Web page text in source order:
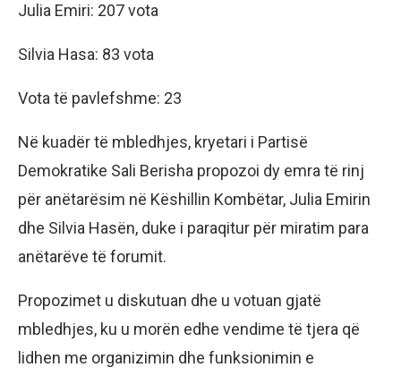
Julia Emiri: 207 vota
Silvia Hasa: 83 vota
Vota të pavlefshme: 23
Në kuadër të mbledhjes, kryetari i Partisë
Demokratike Sali Berisha propozoi dy emra të rinj
për anëtarësim në Këshillin Kombëtar, Julia Emirin
dhe Silvia Hasën, duke i paraqitur për miratim para
anëtarëve të forumit.
Propozimet u diskutuan dhe u votuan gjatë
mbledhjes, ku u morën edhe vendime të tjera që
lidhen me organizimin dhe funksionimin e